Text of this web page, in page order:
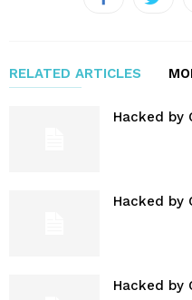
RELATED ARTICLES
Hacked by
Hacked by
Hacked by